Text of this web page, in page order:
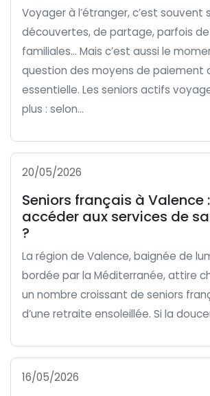
Voyager à l’étranger, c’est souvent
découvertes, de partage, parfois
familiales… Mais c’est aussi le
question des moyens de paiement
essentielle. Les seniors actifs
plus : selon...
20/05/2026
Seniors français à Valence
accéder aux services de
?
La région de Valence, baignée de
bordée par la Méditerranée, attire
un nombre croissant de seniors
d’une retraite ensoleillée. Si la
16/05/2026